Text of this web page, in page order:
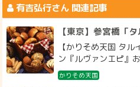
有吉弘行さん 関連記事
【東京】参宮橋「
【かりそめ天国 タ
ン『ルヴァンエピ
かりそめ天国